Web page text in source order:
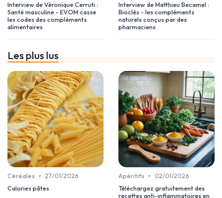
Interview de Véronique Cerruti :
Santé masculine - EVOM casse
les codes des compléments
alimentaires
Interview de Matthieu Becamel :
Bioclès - les compléments
naturels conçus par des
pharmaciens
Les plus lus
Céréales • 27/01/2026
Calories pâtes
Apéritifs •
02/01/2026
Téléchargez gratuitement des
recettes anti-inflammatoires en